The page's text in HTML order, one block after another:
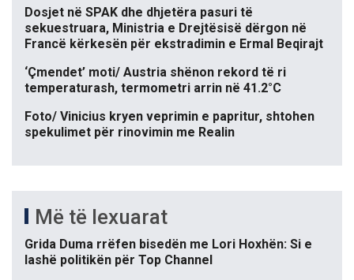
Dosjet në SPAK dhe dhjetëra pasuri të
sekuestruara, Ministria e Drejtësisë dërgon në
Francë kërkesën për ekstradimin e Ermal Beqirajt
‘Çmendet’ moti/ Austria shënon rekord të ri
temperaturash, termometri arrin në 41.2°C
Foto/ Vinicius kryen veprimin e papritur, shtohen
spekulimet për rinovimin me Realin
Më të lexuarat
Grida Duma rrëfen bisedën me Lori Hoxhën: Si e
lashë politikën për Top Channel